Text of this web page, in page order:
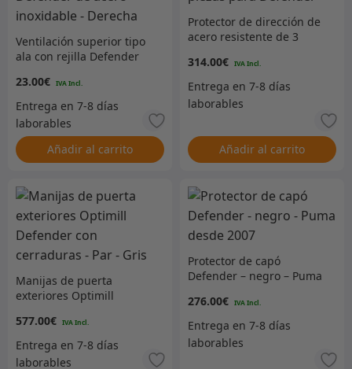
Ventilación superior tipo
ala con rejilla Defender
Derecha
23.00€
Añadir al carrito
Protector de dirección de
acero resistente de 3
314.00€
Añadir al carrito
Manijas de puerta
exteriores Optimill
– Par – Gris
577.00€
Protector de capó
Defender – negro – Puma
276.00€